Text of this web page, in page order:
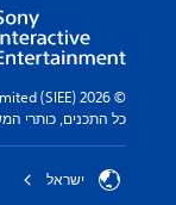
g
a
t
m
e
n
u
s
© 2026 Sony Interactive Entertainment Europe Limited (SIEE)
כל התכנים, כותרי
ישראל